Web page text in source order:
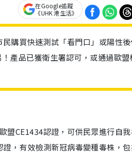
在Google追蹤
《UHK 港生活》
購買快速測試「看門口」或陽性
產品已獲衛生署認可，或通過歐盟
盟CE1434認證，可供民眾進行自
，有效檢測新冠病毒變種毒株，